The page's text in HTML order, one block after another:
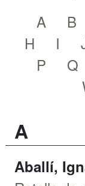
A B
H
I
P
Q
A
Aballí,